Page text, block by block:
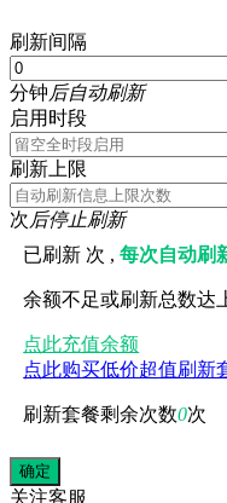
刷新间隔
分钟后自动刷新
启用时段
刷新上限
次后停止刷新
已刷新 次 ,每次自动刷
余额不足或刷新总数达
点此充值余额
点此购买低价超值刷新
刷新套餐剩余次数0次
关注客服